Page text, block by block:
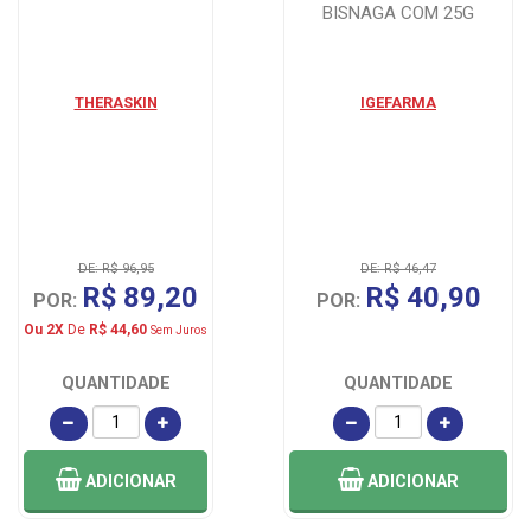
THERASKIN
DE: R$ 96,95
POR: R$ 89,20
Ou 2X De R$ 44,60 Sem Juros
QUANTIDADE
ADICIONAR
BISNAGA COM 25G
IGEFARMA
DE: R$ 46,47
POR: R$ 40,90
QUANTIDADE
ADICIONAR